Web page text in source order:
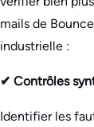
mails de
industrielle :
✔ Contrôles
Identifier les